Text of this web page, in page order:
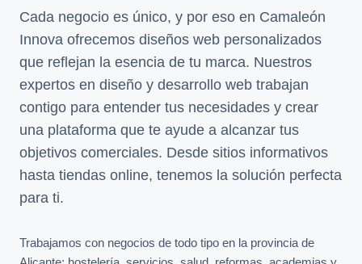
Cada negocio es único, y por eso en Camaleón
Innova ofrecemos diseños web personalizados
que reflejan la esencia de tu marca. Nuestros
expertos en diseño y desarrollo web trabajan
contigo para entender tus necesidades y crear
una plataforma que te ayude a alcanzar tus
objetivos comerciales. Desde sitios informativos
hasta tiendas online, tenemos la solución perfecta
para ti.
Trabajamos con negocios de todo tipo en la provincia de